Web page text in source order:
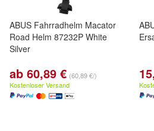
ABUS Fahrradhelm Macator
Road Helm 87232P White
Silver
ab 60,89 € (60,89 €/)
Kostenloser Versand